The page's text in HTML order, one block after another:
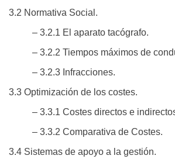
3.2 Normativa Social.
– 3.2.1 El aparato tacógrafo.
– 3.2.2 Tiempos máximos de
– 3.2.3 Infracciones.
3.3 Optimización de los costes.
– 3.3.1 Costes directos e
– 3.3.2 Comparativa de Costes.
3.4 Sistemas de apoyo a la gestión.